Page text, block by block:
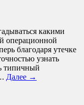
какими
операционной
благодаря утечке
узнать
типичный
Далее →